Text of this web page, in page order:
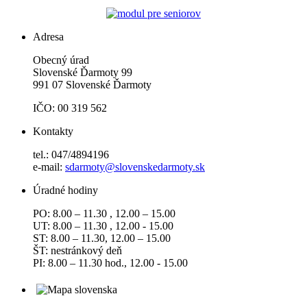
Adresa
Obecný úrad
Slovenské Ďarmoty 99
991 07 Slovenské Ďarmoty
IČO: 00 319 562
Kontakty
tel.: 047/4894196
e-mail: sdarmoty@slovenskedarmoty.sk
Úradné hodiny
PO: 8.00 – 11.30 , 12.00 – 15.00
UT: 8.00 – 11.30 , 12.00 - 15.00
ST: 8.00 – 11.30, 12.00 – 15.00
ŠT: nestránkový deň
PI: 8.00 – 11.30 hod., 12.00 - 15.00